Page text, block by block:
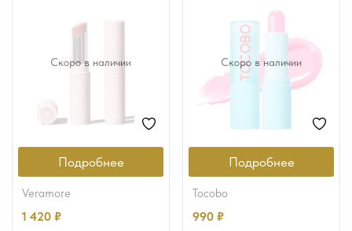
Скоро в наличии
Подробнее
veramore
1 420 ₽
Скоро в наличии
Подробнее
tocobo
990 ₽